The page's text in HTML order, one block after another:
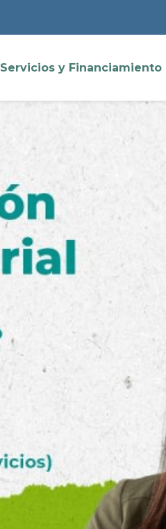
Servicios y Financiamiento